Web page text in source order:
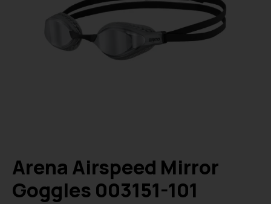
Arena Airspeed Mirror
Goggles 003151-101